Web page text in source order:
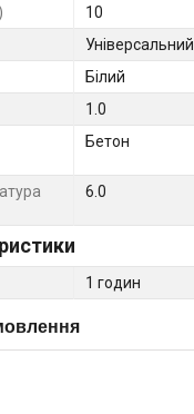
10
Універсальний
Білий
1.0
Бетон
6.0
1 годин